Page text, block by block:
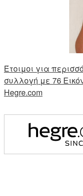
Έτοιμοι για
συλλογή με 76
Hegre.com